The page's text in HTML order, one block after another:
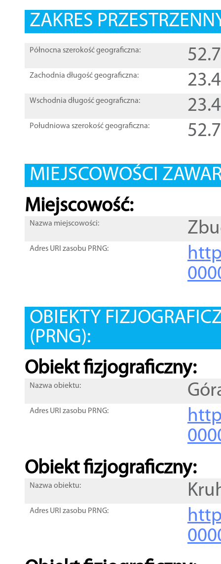
ZAKRES
Północna szerokość geograficzna:
Zachodnia długość geograficzna:
Wschodnia długość geograficzna:
Południowa szerokość geograficzna:
MIEJSCOWOŚCI
Miejscowość:
Nazwa miejscowości:
Adres URI zasobu PRNG:
OBIEKTY
(PRNG):
Obiekt fizjograficzny:
Nazwa obiektu:
Adres URI zasobu PRNG:
Obiekt fizjograficzny:
Nazwa obiektu:
Adres URI zasobu PRNG: